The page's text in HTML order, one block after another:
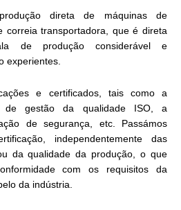
direta de máquinas de
correia transportadora, que é direta
de produção considerável e
experientes.
e certificados, tais como a
de gestão da qualidade ISO, a
de segurança, etc. Passámos
independentemente das
da qualidade da produção, o que
com os requisitos da
da indústria.